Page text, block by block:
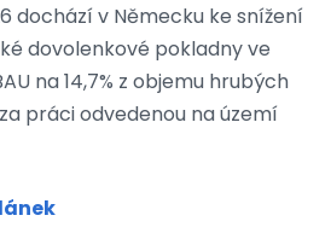
dochází v Německu ke snížení
dovolenkové pokladny ve
na 14,7% z objemu hrubých
práci odvedenou na území